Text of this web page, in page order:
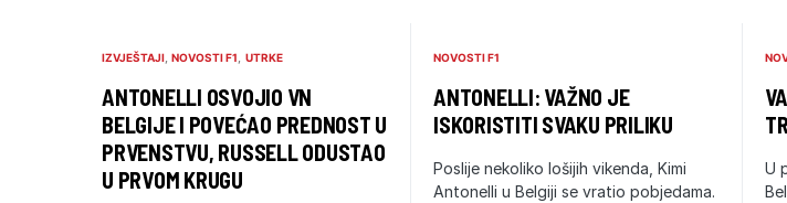
IZVJEŠTAJI NOVOSTI F1 UTRKE
ANTONELLI OSVOJIO VN
BELGIJE I POVEĆAO PREDNOST U
PRVENSTVU, RUSSELL ODUSTAO
U PRVOM KRUGU
NOVOSTI F1
ANTONELLI: VAŽNO JE
ISKORISTITI SVAKU PRILIKU
Poslije nekoliko lošijih vikenda, Kimi
Antonelli u Belgiji se vratio pobjedama.
U